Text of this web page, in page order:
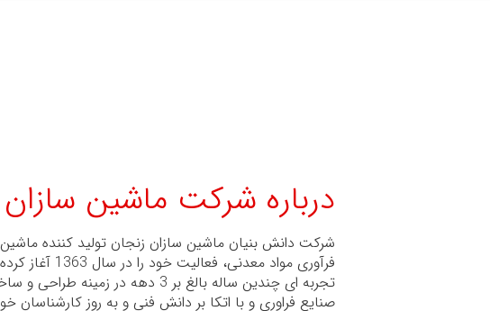
درباره شرکت ماشین
شرکت دانش بنیان ماشین سازان زنجان تولید کننده
فرآوری مواد معدنی،
تجربه ای چندین ساله بالغ بر 3 دهه در
صنایع فراوری و با اتکا بر دانش فنی و به روز کارشناسان